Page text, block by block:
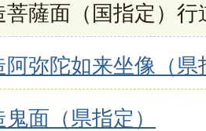
菩薩面（国指定）行
阿弥陀如来坐像（県
面（県指定）